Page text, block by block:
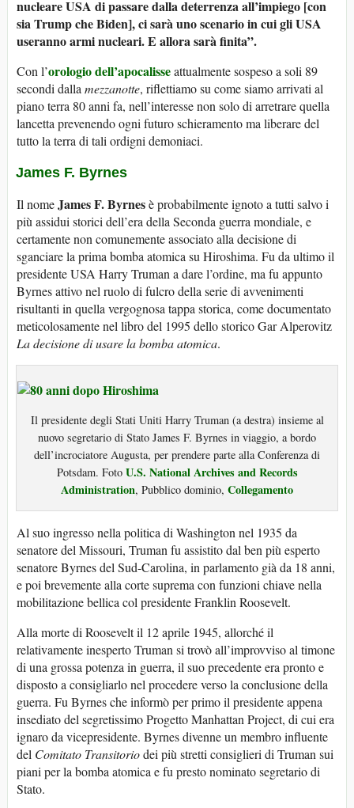
nucleare USA di passare dalla deterrenza all’impiego [con
sia Trump che Biden], ci sarà uno scenario in cui gli USA
useranno armi nucleari. E allora sarà finita”.
Con l’orologio dell’apocalisseattualmente sospeso a soli 89
secondi dallamezzanotte, riflettiamo su come siamo arrivati al
piano terra 80 anni fa, nell’interesse non solo di arretrare quella
lancetta prevenendo ogni futuro schieramento ma liberare del
tutto la terra di tali ordigni demoniaci.
James F. Byrnes
Il nomeJames F. Byrnesè probabilmente ignoto a tutti salvo i
più assidui storici dell’era della Seconda guerra mondiale, e
certamente non comunemente associato alla decisione di
sganciare la prima bomba atomica su Hiroshima. Fu da ultimo il
presidente USA Harry Truman a dare l’ordine, ma fu appunto
Byrnes attivo nel ruolo di fulcro della serie di avvenimenti
risultanti in quella vergognosa tappa storica, come documentato
meticolosamente nel libro del 1995 dello storico Gar Alperovitz
La decisione di usare la bomba atomica.
Il presidente degli Stati Uniti Harry Truman (a destra) insieme al
nuovo segretario di Stato James F. Byrnes in viaggio, a bordo
dell’incrociatore Augusta, per prendere parte alla Conferenza di
Potsdam. Foto U.S. National Archives and Records
Administration, Pubblico dominio, Collegamento
Al suo ingresso nella politica di Washington nel 1935 da
senatore del Missouri, Truman fu assistito dal ben più esperto
senatore Byrnes del Sud-Carolina, in parlamento già da 18 anni,
e poi brevemente alla corte suprema con funzioni chiave nella
mobilitazione bellica col presidente Franklin Roosevelt.
Alla morte di Roosevelt il 12 aprile 1945, allorché il
relativamente inesperto Truman si trovò all’improvviso al timone
di una grossa potenza in guerra, il suo precedente era pronto e
disposto a consigliarlo nel procedere verso la conclusione della
guerra. Fu Byrnes che informò per primo il presidente appena
insediato del segretissimo Progetto Manhattan Project, di cui era
ignaro da vicepresidente. Byrnes divenne un membro influente
del Comitato Transitoriodei più stretti consiglieri di Truman sui
piani per la bomba atomica e fu presto nominato segretario di
Stato.